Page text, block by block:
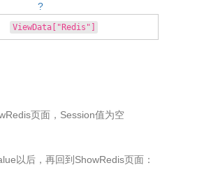
?
ViewData["Redis"]
页面，Session值为空
以后，再回到ShowRedis页面：